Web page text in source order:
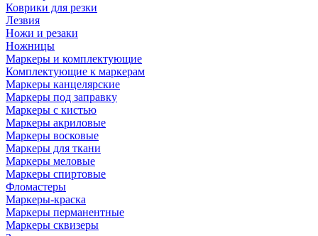
Коврики для резки
Лезвия
Ножи и резаки
Ножницы
Маркеры и комплектующие
Комплектующие к маркерам
Маркеры канцелярские
Маркеры под заправку
Маркеры с кистью
Маркеры акриловые
Маркеры восковые
Маркеры для ткани
Маркеры меловые
Маркеры спиртовые
Фломастеры
Маркеры-краска
Маркеры перманентные
Маркеры сквизеры